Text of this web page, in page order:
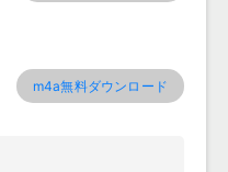
m4a無料ダウンロード